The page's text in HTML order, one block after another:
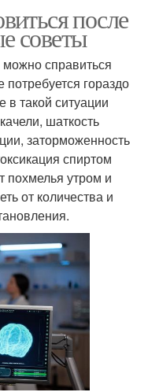
после
советы
справиться
потребуется гораздо
такой ситуации
шаткость
заторможенность
спиртом
похмелья утром и
от количества и